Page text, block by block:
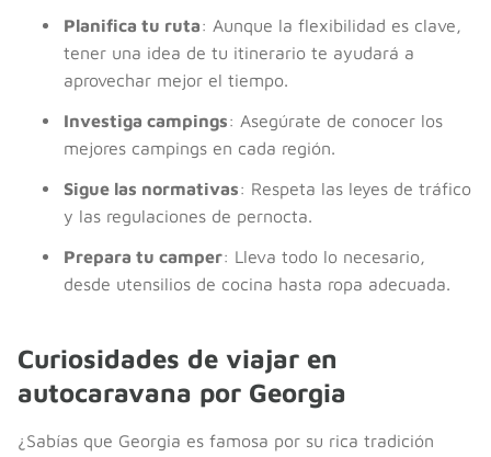
Planifica tu ruta: Aunque la flexibilidad es clave,
tener una idea de tu itinerario te ayudará a
aprovechar mejor el tiempo.
Investiga campings: Asegúrate de conocer los
mejores campings en cada región.
Sigue las normativas: Respeta las leyes de tráfico
y las regulaciones de pernocta.
Prepara tu camper: Lleva todo lo necesario,
desde utensilios de cocina hasta ropa adecuada.
Curiosidades de viajar en
autocaravana por Georgia
¿Sabías que Georgia es famosa por su rica tradición